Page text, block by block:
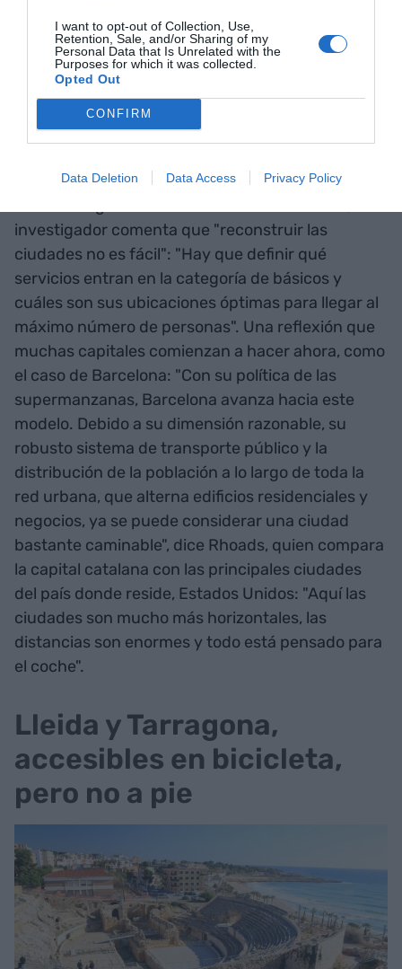
I want to opt-out of Collection, Use,
Retention, Sale, and/or Sharing of my
Personal Data that Is Unrelated with the
Purposes for which it was collected.
Opted Out
CONFIRM
Data Deletion Data Access Privacy Policy
la Universitat Oberta de Catalunya, tras publicar
el estudioThe inclusive 15-minute city:
Walkability analysis with sidewalk networks
que resalta las aceras como elemento clave de las
urbes, al cual “no siempre se da la importancia
investigador comenta que "reconstruir las
ciudades no es fácil": "Hay que definir qué
servicios entran en la categoría de básicos y
cuáles son sus ubicaciones óptimas para llegar al
máximo número de personas". Una reflexión que
muchas capitales comienzan a hacer ahora, como
el caso de Barcelona: "Con su política de las
supermanzanas, Barcelona avanza hacia este
modelo. Debido a su dimensión razonable, su
robusto sistema de transporte público y la
distribución de la población a lo largo de toda la
red urbana, que alterna edificios residenciales y
negocios, ya se puede considerar una ciudad
bastante caminable", dice Rhoads, quien compara
la capital catalana con las principales ciudades
del país donde reside, Estados Unidos: "Aquí las
ciudades son mucho más horizontales, las
distancias son enormes y todo está pensado para
el coche".
Lleida y Tarragona,
accesibles en bicicleta,
pero no a pie